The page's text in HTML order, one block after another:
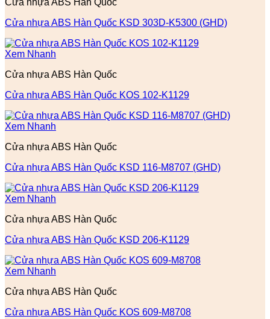
Cửa nhựa ABS Hàn Quốc
Cửa nhựa ABS Hàn Quốc KSD 303D-K5300 (GHD)
Xem Nhanh
Cửa nhựa ABS Hàn Quốc
Cửa nhựa ABS Hàn Quốc KOS 102-K1129
Xem Nhanh
Cửa nhựa ABS Hàn Quốc
Cửa nhựa ABS Hàn Quốc KSD 116-M8707 (GHD)
Xem Nhanh
Cửa nhựa ABS Hàn Quốc
Cửa nhựa ABS Hàn Quốc KSD 206-K1129
Xem Nhanh
Cửa nhựa ABS Hàn Quốc
Cửa nhựa ABS Hàn Quốc KOS 609-M8708